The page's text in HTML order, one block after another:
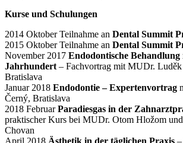
Kurse und Schulungen
2014 Oktober Teilnahme an Dental Summit
2015 Oktober Teilnahme an Dental Summit
November 2017 Endodontische Behandlung
Jahrhundert – Fachvortrag mit MUDr. Luděk
Bratislava
Januar 2018 Endodontie – Expertenvortrag
Černý, Bratislava
2018 FebruarParadiesgas in der
praktischer Kurs bei MUDr. Otom Hložom
Chovan